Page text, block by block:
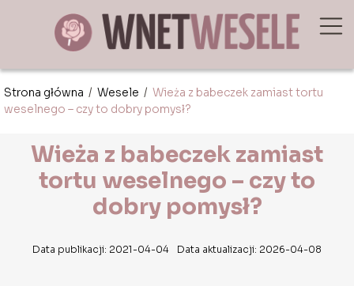
Strona główna / Wesele / Wieża z babeczek zamiast tortu
weselnego – czy to dobry pomysł?
Wieża z babeczek zamiast
tortu weselnego – czy to
dobry pomysł?
Data publikacji: 2021-04-04 Data aktualizacji: 2026-04-08